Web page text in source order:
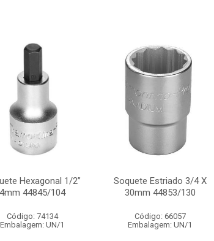
Hexagonal 1/2”
4mm 44845/104
Código: 74134
Embalagem: UN/1
Soquete Estriado 3/4 X
30mm 44853/130
Código: 66057
Embalagem: UN/1